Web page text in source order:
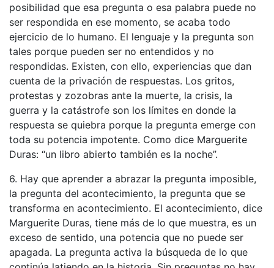
posibilidad que esa pregunta o esa palabra puede no
ser respondida en ese momento, se acaba todo
ejercicio de lo humano. El lenguaje y la pregunta son
tales porque pueden ser no entendidos y no
respondidas. Existen, con ello, experiencias que dan
cuenta de la privación de respuestas. Los gritos,
protestas y zozobras ante la muerte, la crisis, la
guerra y la catástrofe son los límites en donde la
respuesta se quiebra porque la pregunta emerge con
toda su potencia impotente. Como dice Marguerite
Duras: “un libro abierto también es la noche”.
6. Hay que aprender a abrazar la pregunta imposible,
la pregunta del acontecimiento, la pregunta que se
transforma en acontecimiento. El acontecimiento, dice
Marguerite Duras, tiene más de lo que muestra, es un
exceso de sentido, una potencia que no puede ser
apagada. La pregunta activa la búsqueda de lo que